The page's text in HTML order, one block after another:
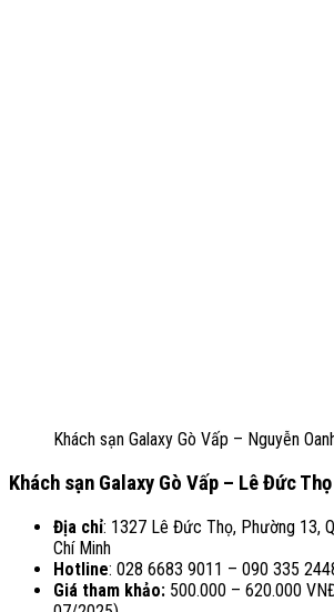
Khách sạn Galaxy Gò Vấp – Nguyễn
Khách sạn Galaxy Gò Vấp – Lê Đức Thọ
Địa chỉ: 1327 Lê Đức Thọ, Phường 13,
Chí Minh
Hotline: 028 6683 9011 – 090 335
Giá tham khảo: 500.000 – 620.000